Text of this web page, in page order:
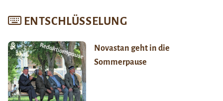
ENTSCHLÜSSELUNG
Novastan geht in die
Sommerpause